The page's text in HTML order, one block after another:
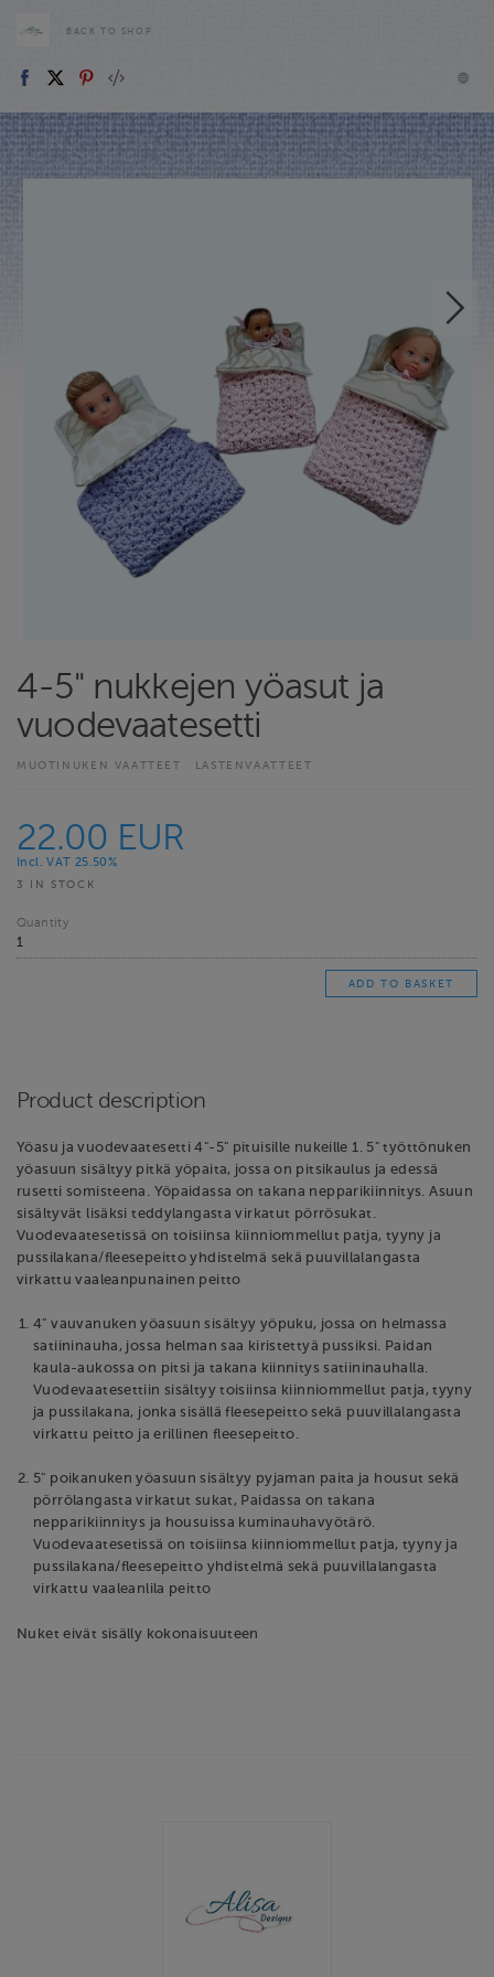
BACK TO SHOP
4-5" nukkejen yöasut ja
vuodevaatesetti
MUOTINUKEN VAATTEET LASTENVAATTEET
22.00 EUR
Incl. VAT 25.50%
3 IN STOCK
Quantity
Product description
Yöasu ja vuodevaatesetti 4"-5" pituisille nukeille 1. 5" työttönuken
yöasuun sisältyy pitkä yöpaita, jossa on pitsikaulus ja edessä
rusetti somisteena. Yöpaidassa on takana nepparikiinnitys. Asuun
sisältyvät lisäksi teddylangasta virkatut pörrösukat.
Vuodevaatesetissä on toisiinsa kiinniommellut patja, tyyny ja
pussilakana/fleesepeitto yhdistelmä sekä puuvillalangasta
virkattu vaaleanpunainen peitto
4" vauvanuken yöasuun sisältyy yöpuku, jossa on helmassa
satiininauha, jossa helman saa kiristettyä pussiksi. Paidan
kaula-aukossa on pitsi ja takana kiinnitys satiininauhalla.
Vuodevaatesettiin sisältyy toisiinsa kiinniommellut patja, tyyny
ja pussilakana, jonka sisällä fleesepeitto sekä puuvillalangasta
virkattu peitto ja erillinen fleesepeitto.
5" poikanuken yöasuun sisältyy pyjaman paita ja housut sekä
pörrölangasta virkatut sukat, Paidassa on takana
nepparikiinnitys ja housuissa kuminauhavyötärö.
Vuodevaatesetissä on toisiinsa kiinniommellut patja, tyyny ja
pussilakana/fleesepeitto yhdistelmä sekä puuvillalangasta
virkattu vaaleanlila peitto
Nuket eivät sisälly kokonaisuuteen